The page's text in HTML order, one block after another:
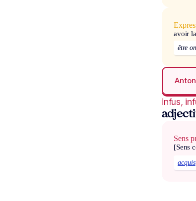
avoir
être
infus,
Sens
[Sens
acquis